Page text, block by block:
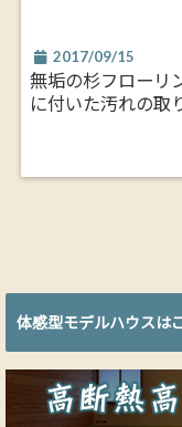
2017/09/15
無垢の杉フローリ
に付いた汚れの取
体感型モデルハウスは